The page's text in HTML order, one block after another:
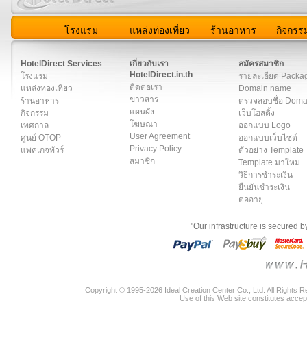
โรงแรม แหล่งท่องเที่ยว ร้านอาหาร กิจกรร
HotelDirect Services
โรงแรม
แหล่งท่องเที่ยว
ร้านอาหาร
กิจกรรม
เทศกาล
ศูนย์ OTOP
แพคเกจทัวร์
เกี่ยวกับเรา
HotelDirect.in.th
ติดต่อเรา
ข่าวสาร
แผนผัง
โฆษณา
User Agreement
Privacy Policy
สมาชิก
สมัครสมาชิก
รายละเอียด
Domain name
ตรวจสอบชื่อ
เว็บโฮสติ้ง
ออกแบบ Logo
ออกแบบเว็บไซต์
ตัวอย่าง Template
Template มาใหม่
วิธีการชำระเงิน
ยืนยันชำระเงิน
ต่ออายุ
"Our infrastructure is secured
Copyright © 1995-2026 Ideal Creation Center Co., Ltd. All Rights
Use of this Web site constitutes